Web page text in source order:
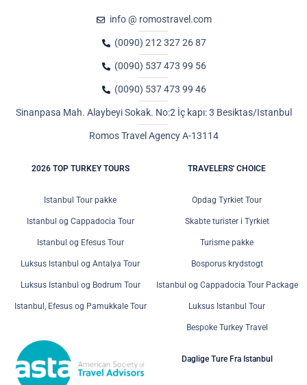
info @ romostravel.com
(0090) 212 327 26 87
(0090) 537 473 99 56
(0090) 537 473 99 46
Sinanpasa Mah. Alaybeyi Sokak. No:2 İç kapı: 3 Besiktas/Istanbul
Romos Travel Agency A-13114
2026 TOP TURKEY TOURS
Istanbul Tour pakke
Istanbul og Cappadocia Tour
Istanbul og Efesus Tour
Luksus Istanbul og Antalya Tour
Luksus Istanbul og Bodrum Tour
Istanbul, Efesus og Pamukkale Tour
TRAVELERS' CHOICE
Opdag Tyrkiet Tour
Skabte turister i Tyrkiet
Turisme pakke
Bosporus krydstogt
Istanbul og Cappadocia Tour Package
Luksus Istanbul Tour
Bespoke Turkey Travel
Daglige Ture Fra Istanbul